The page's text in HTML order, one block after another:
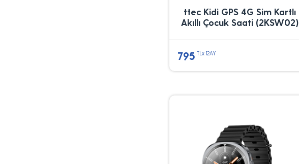
ttec Kidi GPS 4G Sim Kartlı
Akıllı Çocuk Saati (2KSW02)
795 TLx 12AY